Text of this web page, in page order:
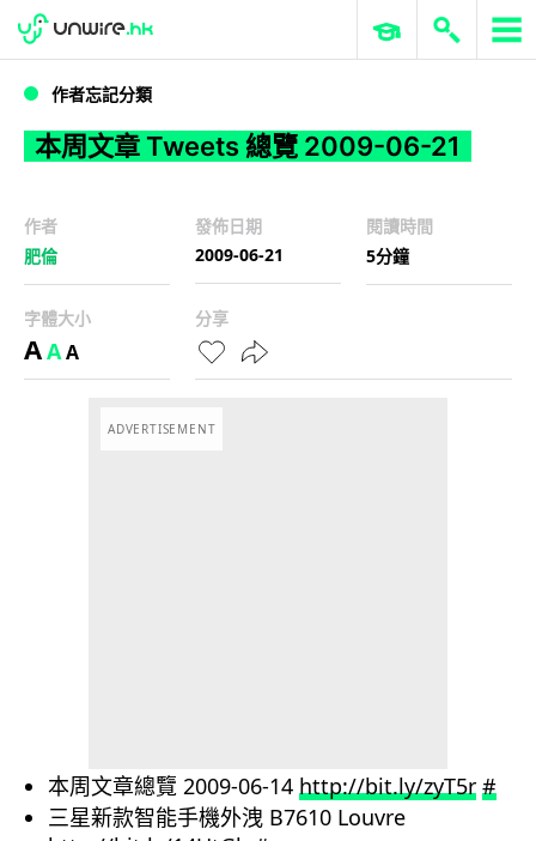
本周文章 Tweets 總覽 2009-06-21
WWDC 2026 ERP 與商業 AI
作者忘記分類
本周文章 Tweets 總覽 2009-06-21
作者
肥倫
發佈日期
2009-06-21
閱讀時間
5分鐘
字體大小
AAA
分享
ADVERTISEMENT
本周文章總覽 2009-06-14 http://bit.ly/zyT5r #
三星新款智能手機外洩 B7610 Louvre